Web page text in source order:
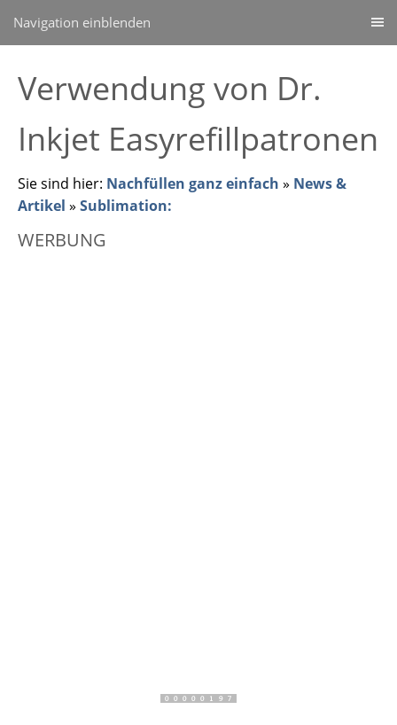
Navigation einblenden
Verwendung von Dr.
Inkjet Easyrefillpatronen
Sie sind hier: Nachfüllen ganz einfach » News &
Artikel » Sublimation:
WERBUNG